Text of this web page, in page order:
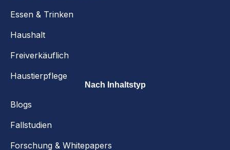
Essen & Trinken
Haushalt
Freiverkäuflich
Haustierpflege
Nach Inhaltstyp
Blogs
Fallstudien
Forschung & Whitepapers